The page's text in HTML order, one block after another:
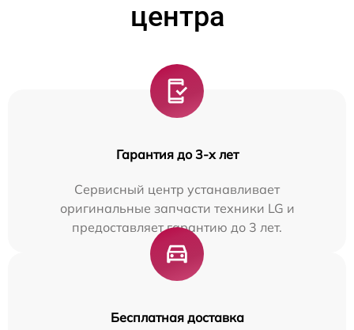
центра
Гарантия до 3-х лет
Сервисный центр устанавливает
оригинальные запчасти техники LG и
предоставляет гарантию до 3 лет.
Бесплатная доставка